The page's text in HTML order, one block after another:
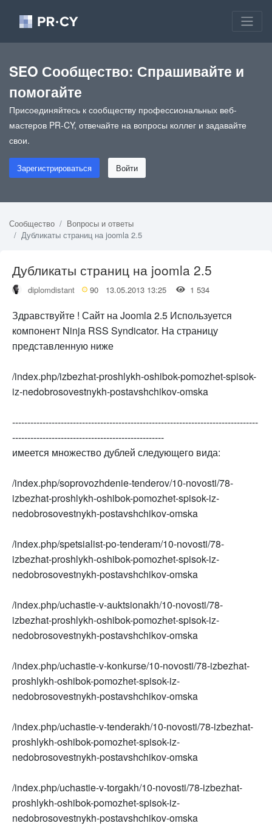
SEO Сообщество: Спрашивайте и
помогайте
Присоединяйтесь к сообществу профессиональных веб-
мастеров PR-CY, отвечайте на вопросы коллег и задавайте
свои.
Зарегистрироваться Войти
Сообщество
Вопросы и ответы
Дубликаты страниц на joomla 2.5
Дубликаты страниц на joomla 2.5
diplomdistant 90 13.05.2013 13:25 1 534
Здравствуйте ! Сайт на Joomla 2.5 Используется
компонент Ninja RSS Syndicator. На страницу
представленную ниже
/index.php/izbezhat-proshlykh-oshibok-pomozhet-spisok-
iz-nedobrosovestnykh-postavshchikov-omska
---------------------------------------------------------------------------------
--------------------------------------------------
имеется множество дублей следующего вида:
/index.php/soprovozhdenie-tenderov/10-novosti/78-
izbezhat-proshlykh-oshibok-pomozhet-spisok-iz-
nedobrosovestnykh-postavshchikov-omska
/index.php/spetsialist-po-tenderam/10-novosti/78-
izbezhat-proshlykh-oshibok-pomozhet-spisok-iz-
nedobrosovestnykh-postavshchikov-omska
/index.php/uchastie-v-auktsionakh/10-novosti/78-
izbezhat-proshlykh-oshibok-pomozhet-spisok-iz-
nedobrosovestnykh-postavshchikov-omska
/index.php/uchastie-v-konkurse/10-novosti/78-izbezhat-
proshlykh-oshibok-pomozhet-spisok-iz-
nedobrosovestnykh-postavshchikov-omska
/index.php/uchastie-v-tenderakh/10-novosti/78-izbezhat-
proshlykh-oshibok-pomozhet-spisok-iz-
nedobrosovestnykh-postavshchikov-omska
/index.php/uchastie-v-torgakh/10-novosti/78-izbezhat-
proshlykh-oshibok-pomozhet-spisok-iz-
nedobrosovestnykh-postavshchikov-omska